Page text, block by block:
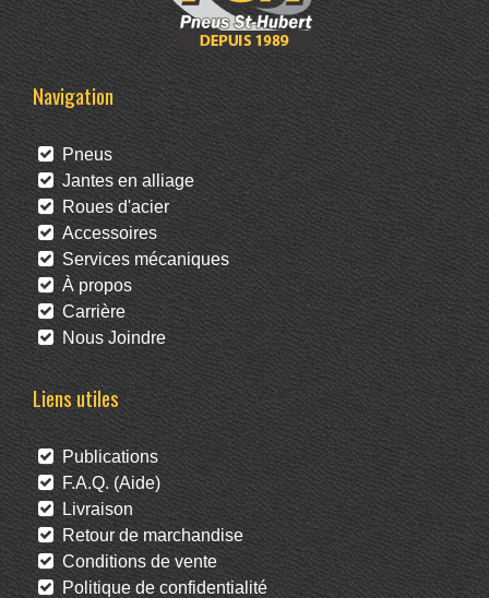
Navigation
Pneus
Jantes en alliage
Roues d'acier
Accessoires
Services mécaniques
À propos
Carrière
Nous Joindre
Liens utiles
Publications
F.A.Q. (Aide)
Livraison
Retour de marchandise
Conditions de vente
Politique de confidentialité